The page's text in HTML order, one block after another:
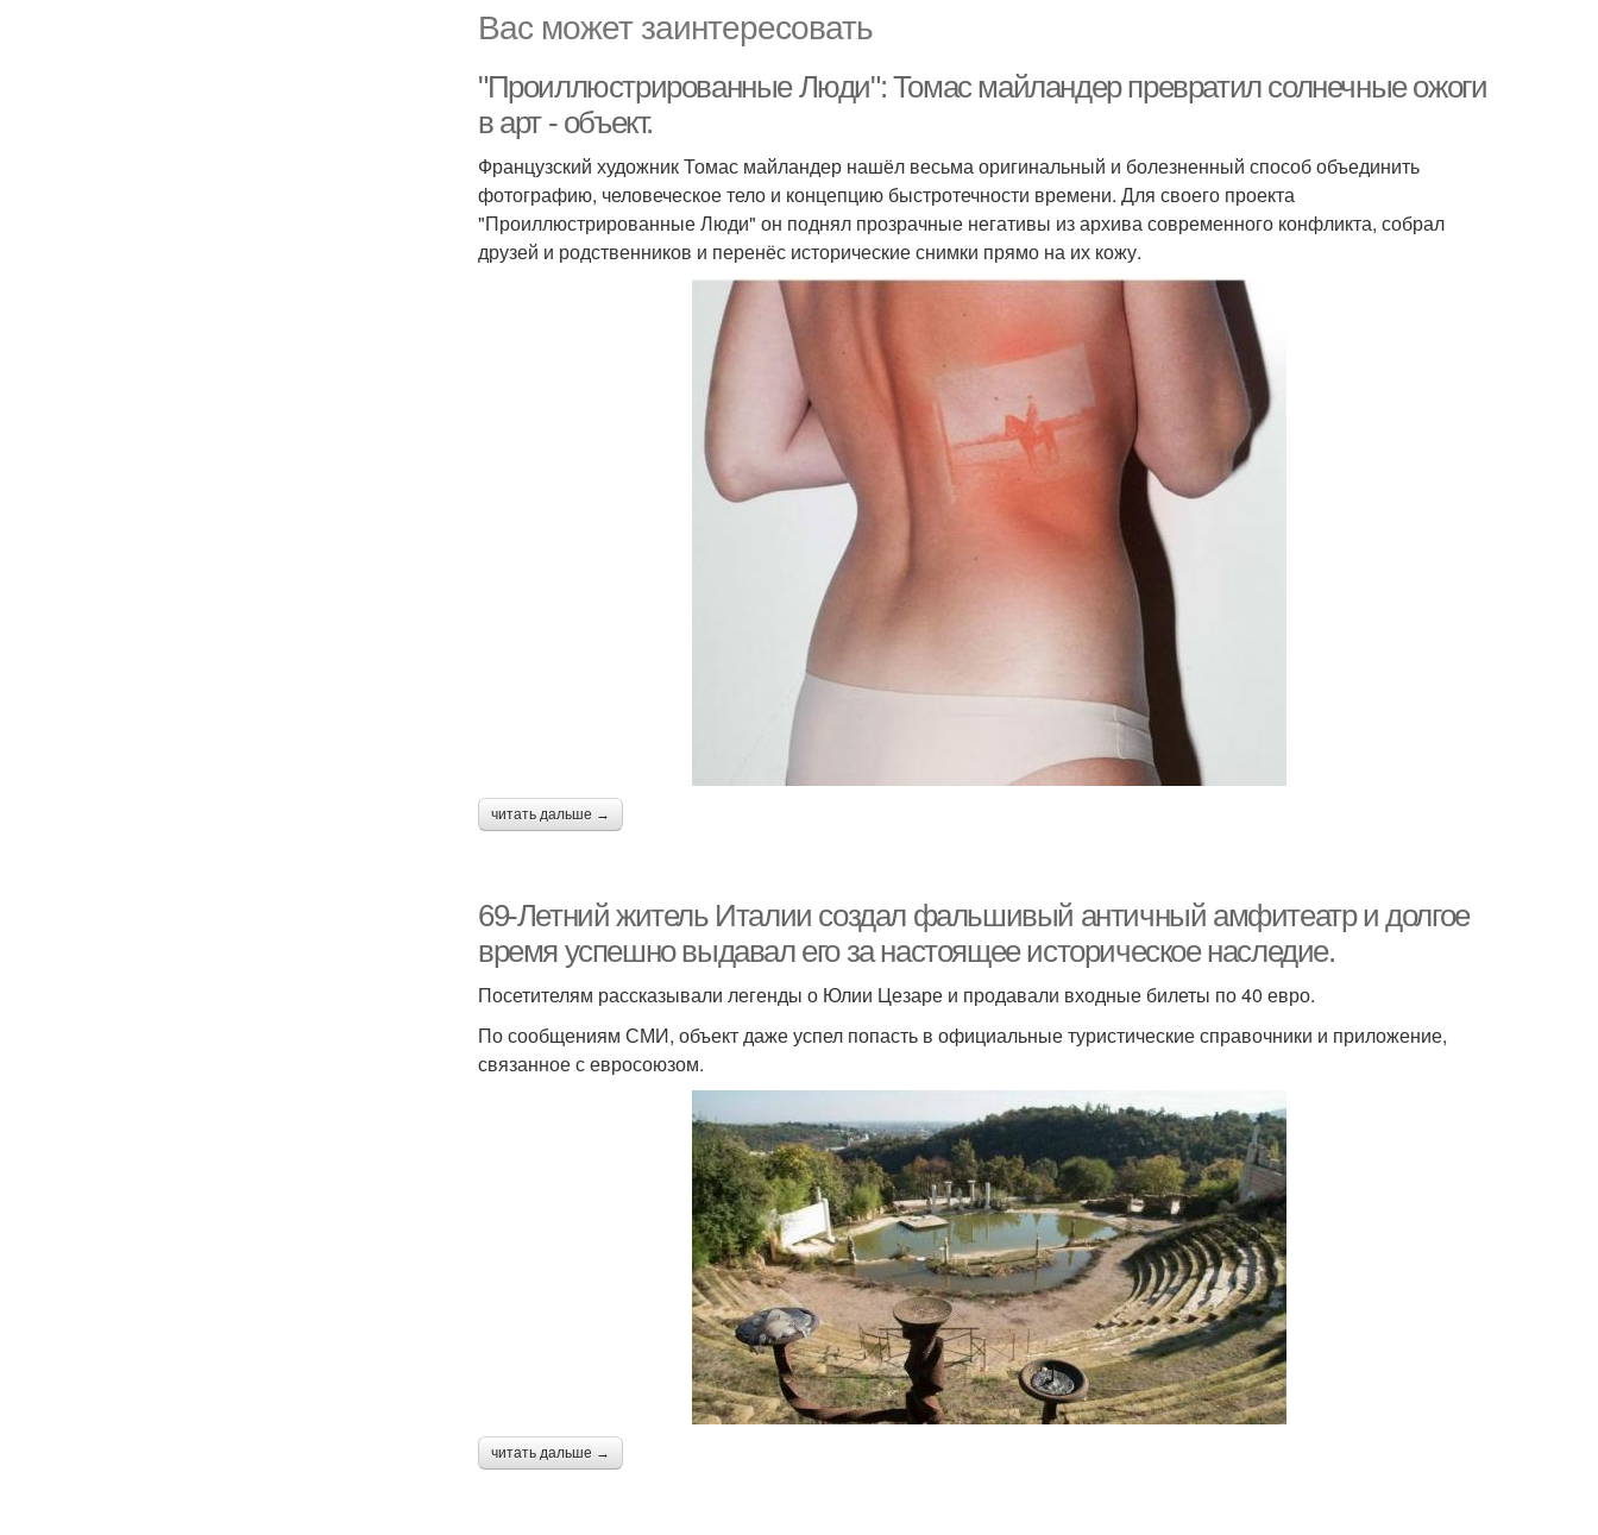
Вас может заинтересовать
"Проиллюстрированные Люди": Томас майландер превратил солнечные ожоги
в арт - объект.
Французский художник Томас майландер нашёл весьма оригинальный и болезненный способ объединить
фотографию, человеческое тело и концепцию быстротечности времени. Для своего проекта
"Проиллюстрированные Люди" он поднял прозрачные негативы из архива современного конфликта, собрал
друзей и родственников и перенёс исторические снимки прямо на их кожу.
читать дальше →
69-Летний житель Италии создал фальшивый античный амфитеатр и долгое
время успешно выдавал его за настоящее историческое наследие.
Посетителям рассказывали легенды о Юлии Цезаре и продавали входные билеты по 40 евро.
По сообщениям СМИ, объект даже успел попасть в официальные туристические справочники и приложение,
связанное с евросоюзом.
читать дальше →